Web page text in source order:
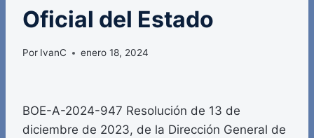
Oficial del Estado
Por IvanC enero 18, 2024
BOE-A-2024-947 Resolución de 13 de
diciembre de 2023, de la Dirección General de